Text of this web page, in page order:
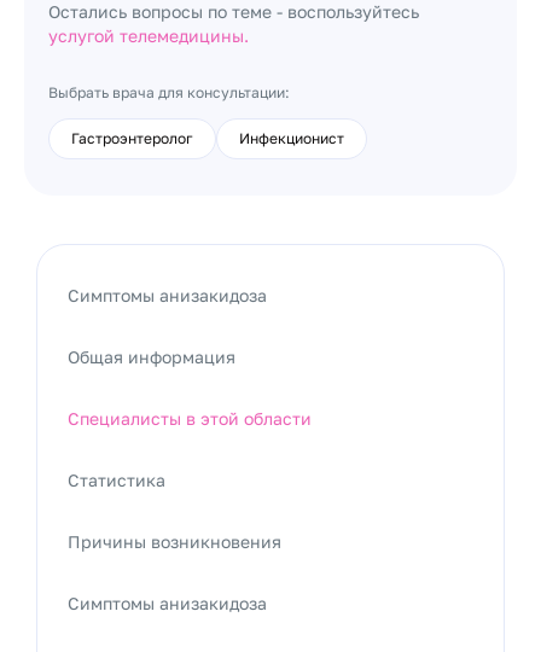
Остались вопросы по теме - воспользуйтесь
услугой телемедицины.
Выбрать врача для консультации:
Гастроэнтеролог Инфекционист
Симптомы анизакидоза
Общая информация
Специалисты в этой области
Статистика
Причины возникновения
Симптомы анизакидоза